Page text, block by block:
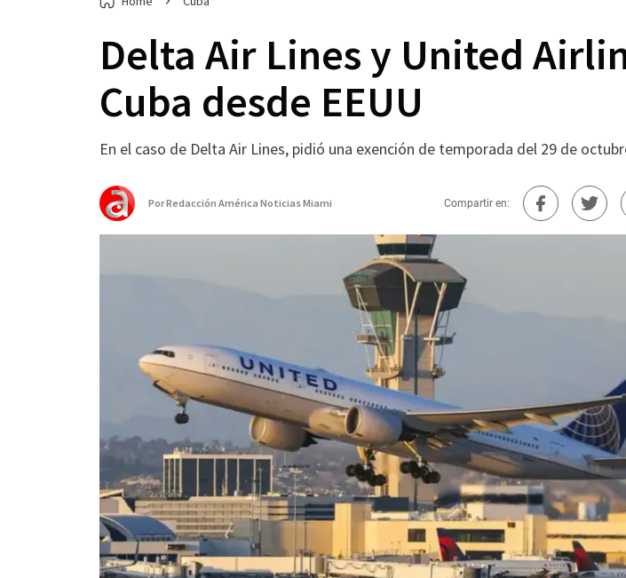
Delta Air Lines y United
Cuba desde EEUU
En el caso de Delta Air Lines, pidió una exención de temporada del 29 de
PorRedacción América Noticias Miami Compartir en: